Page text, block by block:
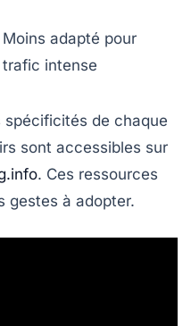
Moins adapté pour
trafic intense
spécificités de chaque
sont accessibles sur
. Ces ressources
gestes à adopter.